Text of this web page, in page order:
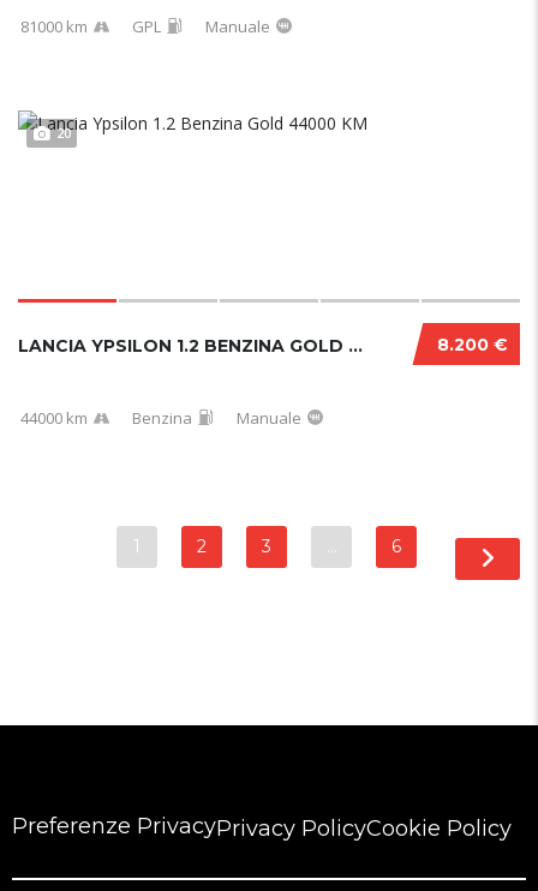
81000 km GPL Manuale
20
8.200 €
LANCIA YPSILON 1.2 BENZINA GOLD 44000 KM
44000 km Benzina Manuale
1 2 3 … 6
Preferenze PrivacyPrivacy PolicyCookie Policy